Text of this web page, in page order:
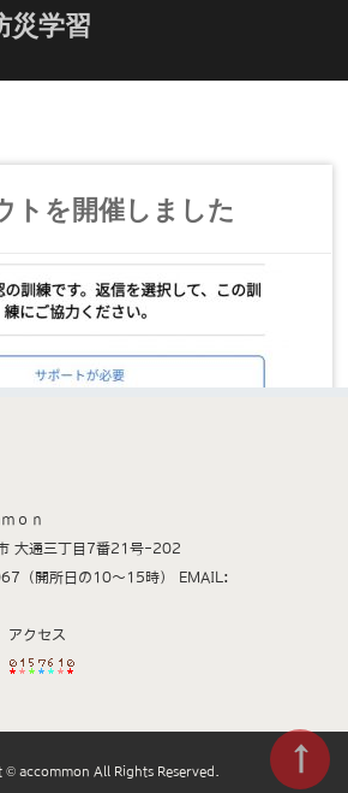
ｏｎ
大通三丁目7番21号-202
（開所日の10～15時）
EMAIL:
アクセス
accommon All Rights Reserved.